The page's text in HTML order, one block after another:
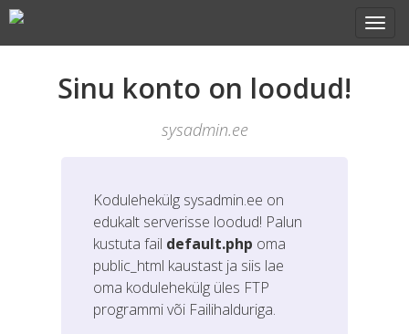
Sinu konto on loodud!
sysadmin.ee
Kodulehekülg sysadmin.ee on
edukalt serverisse loodud! Palun
kustuta fail default.php oma
public_html kaustast ja siis lae
oma kodulehekülg üles FTP
programmi või Failihalduriga.